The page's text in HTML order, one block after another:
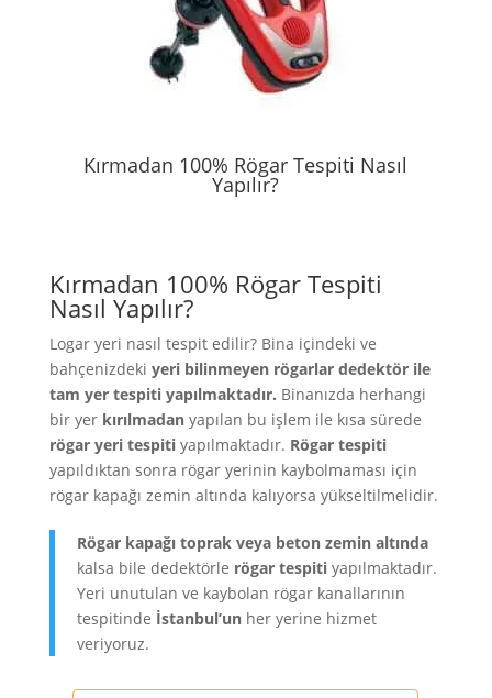
Kırmadan 100% Rögar Tespiti Nasıl
Yapılır?
Kırmadan 100% Rögar Tespiti
Nasıl Yapılır?
Logar yeri nasıl tespit edilir? Bina içindeki ve
bahçenizdeki yeri bilinmeyen rögarlar dedektör ile
tam yer tespiti yapılmaktadır. Binanızda herhangi
bir yer kırılmadanyapılan bu işlem ile kısa sürede
rögar yeri tespitiyapılmaktadır. Rögar tespiti
yapıldıktan sonra rögar yerinin kaybolmaması için
rögar kapağı zemin altında kalıyorsa yükseltilmelidir.
Rögar kapağı toprak veya beton zemin altında
kalsa bile dedektörle rögar tespitiyapılmaktadır.
Yeri unutulan ve kaybolan rögar kanallarının
tespitinde İstanbul’unher yerine hizmet
veriyoruz.